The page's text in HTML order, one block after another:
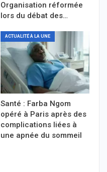
Organisation réformée
lors du débat des…
ACTUALITÉ À LA UNE
Santé : Farba Ngom
opéré à Paris après des
complications liées à
une apnée du sommeil